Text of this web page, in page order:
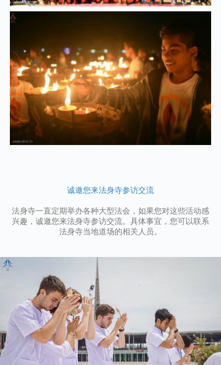
诚邀您来法身寺参访交流
法身寺一直定期举办各种大型法会，如果您对这些活动感
兴趣，诚邀您来法身寺参访交流。具体事宜，您可以联系
法身寺当地道场的相关人员。